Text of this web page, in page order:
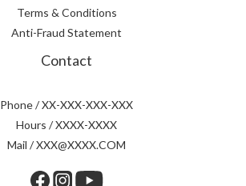
Terms & Conditions
Anti-Fraud Statement
Contact
Phone / XX-XXX-XXX-XXX
Hours / XXXX-XXXX
Mail / XXX@XXXX.COM